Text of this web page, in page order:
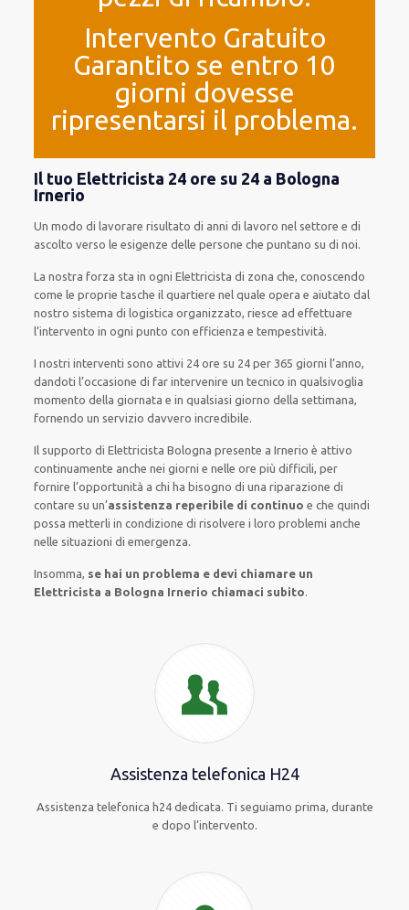
Intervento Gratuito
Garantito se entro 10
giorni dovesse
ripresentarsi il problema.
Il tuo Elettricista 24 ore su 24 a Bologna
Irnerio
Un modo di lavorare risultato di anni di lavoro nel settore e di
ascolto verso le esigenzedelle persone che puntano su di noi.
La nostra forza sta in ogni Elettricista di zona che, conoscendo
come le proprie tasche il quartiere nel quale opera e aiutato dal
nostro sistema di logistica organizzato, riesce ad effettuare
l’intervento in ogni punto con efficienza e tempestività.
I nostri interventi sono attivi 24 ore su 24per 365 giorni l’anno,
dandoti l’occasione di farintervenire untecnico inqualsivoglia
momento della giornata e inqualsiasi giorno della settimana,
fornendo un serviziodavvero incredibile.
Il supporto di Elettricista Bolognapresente a Irnerio è attivo
continuamente anchenei giorni e nelle ore piùdifficili, per
fornire l’opportunità a chi ha bisogno di una riparazione di
contare su un’assistenza reperibile di continuo e chequindi
possa metterli in condizione di risolvere i loro problemi anche
nelle situazioni di emergenza.
Insomma, se hai un problema e devi chiamare un
Elettricista a Bologna Irnerio chiamaci subito.
Assistenza telefonica H24
Assistenza telefonica h24 dedicata. Ti seguiamo prima, durante
e dopo l’intervento.